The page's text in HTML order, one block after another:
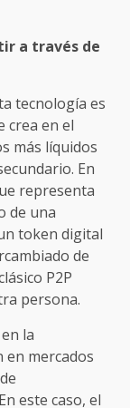
a través de
tecnología es
crea en el
más líquidos
En
representa
de una
token digital
de
P2P
persona.
la
en mercados
este caso, el